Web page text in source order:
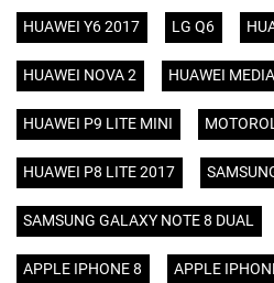
HUAWEI Y6 2017 LG Q6
HUAWEI NOVA 2 HUAWEI
HUAWEI P9 LITE MINI
HUAWEI P8 LITE 2017
SAMSUNG GALAXY NOTE 8 DUAL
APPLE IPHONE 8 APPLE